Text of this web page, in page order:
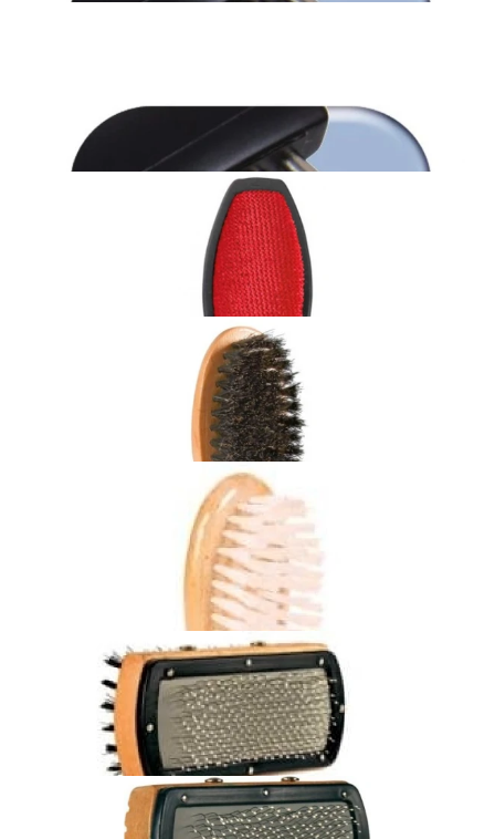
długowłosego 10x15cm
48,00 zł
Dodaj do koszyka
TRIXIE Zgrzebło metalowe z obrotowymi zebami dla psów
krótkowłosych
49,00 zł
Dodaj do koszyka
TRIXIE Szczotka do wyczesywania sierści dla psa i kota
19,90 zł
Dodaj do koszyka
TRIXIE Szczotka drewniana czarna, dla psa i dla kota. WŁOS
17,00 zł
Dodaj do koszyka
TRIXIE Szczotka Drewniana Jednostronna Z Nylonowym
Włosiem Dla kota/psa
14,00 zł
Dodaj do koszyka